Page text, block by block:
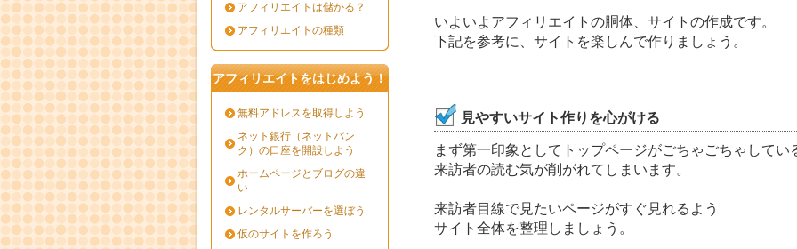
いよいよアフィリエイトの胴体、サイトの作成です。
下記を参考に、サイトを楽しんで作りましょう。
見やすいサイト作りを心がける
まず第一印象としてトップページがごちゃごちゃしてい
来訪者の読む気が削がれてしまいます。
来訪者目線で見たいページがすぐ見れるよう
サイト全体を整理しましょう。
アフィリエイトは儲かる？
アフィリエイトの種類
アフィリエイトをはじめよう！
無料アドレスを取得しよう
ネット銀行（ネットバン
ク）の口座を開設しよう
ホームページとブログの違
い
レンタルサーバーを選ぼう
仮のサイトを作ろう